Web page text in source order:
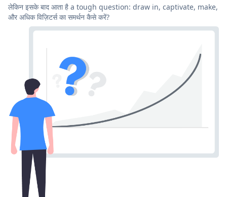
लेकिन इसके बाद आता है a tough question: draw in, captivate, make,
और अधिक विज़िटर्स का समर्थन कैसे करें?